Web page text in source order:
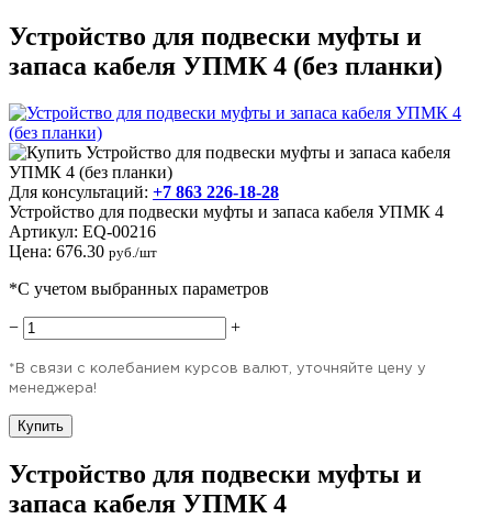
Устройство для подвески муфты и
запаса кабеля УПМК 4 (без планки)
Для консультаций: +7 863 226-18-28
Устройство для подвески муфты и запаса кабеля УПМК 4
Артикул: EQ-00216
Цена: 676.30 руб./шт
*С учетом выбранных параметров
− +
*В связи с колебанием курсов валют, уточняйте цену у
менеджера!
Купить
Устройство для подвески муфты и
запаса кабеля УПМК 4